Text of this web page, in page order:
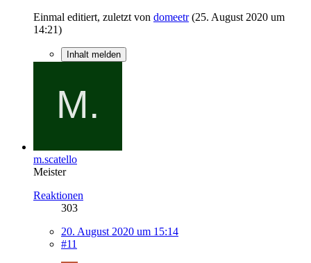
Einmal editiert, zuletzt von domeetr(25. August 2020 um
14:21)
Inhalt melden
m.scatello
Meister
Reaktionen
303
20. August 2020 um 15:14
#11